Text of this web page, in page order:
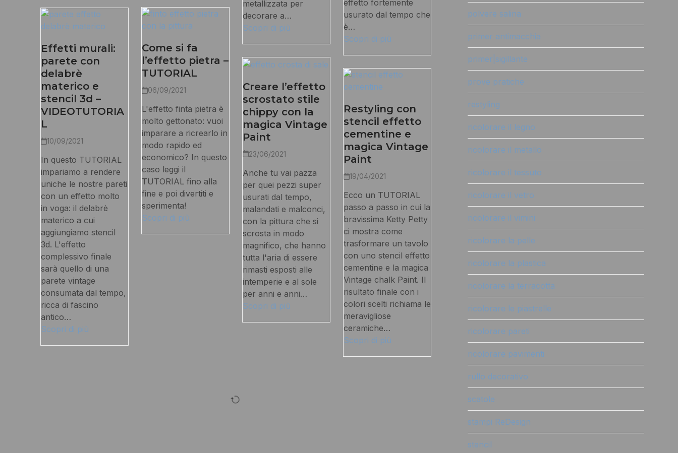
metallizzata per
decorare a…
Scopri di più
effetto fortemente
usurato dal tempo che
è…
Scopri di più
Effetti murali:
parete con
delabrè
materico e
stencil 3d –
VIDEOTUTORIA
L
10/09/2021
In questo TUTORIAL
impariamo a rendere
uniche le nostre pareti
con un effetto molto
in voga: il delabrè
materico a cui
aggiungiamo stencil
3d. L'effetto
complessivo finale
sarà quello di una
parete vintage
consumata dal tempo,
ricca di fascino
antico…
Scopri di più
Come si fa
l’effetto pietra –
TUTORIAL
06/09/2021
L'effetto finta pietra è
molto gettonato: vuoi
imparare a ricrearlo in
modo rapido ed
economico? In questo
caso leggi il
TUTORIAL fino alla
fine e poi divertiti e
sperimenta!
Scopri di più
Creare l’effetto
scrostato stile
chippy con la
magica Vintage
Paint
23/06/2021
Anche tu vai pazza
per quei pezzi super
usurati dal tempo,
malandati e malconci,
con la pittura che si
scrosta in modo
magnifico, che hanno
tutta l'aria di essere
rimasti esposti alle
intemperie e al sole
per anni e anni…
Scopri di più
Restyling con
stencil effetto
cementine e
magica Vintage
Paint
19/04/2021
Ecco un TUTORIAL
passo a passo in cui la
bravissima Ketty Petty
ci mostra come
trasformare un tavolo
con uno stencil effetto
cementine e la magica
Vintage chalk Paint. Il
risultato finale con i
colori scelti richiama le
meravigliose
ceramiche…
Scopri di più
polvere salina
primer antimacchia
primer|sigillante
prove pratiche
restyling
ricolorare il legno
ricolorare il metallo
ricolorare il tessuto
ricolorare il vetro
ricolorare il vimini
ricolorare la pelle
ricolorare la plastica
ricolorare la terracotta
ricolorare le piastrelle
ricolorare pareti
ricolorare pavimenti
rullo decorativo
scatole
stampi ReDesign
stencil